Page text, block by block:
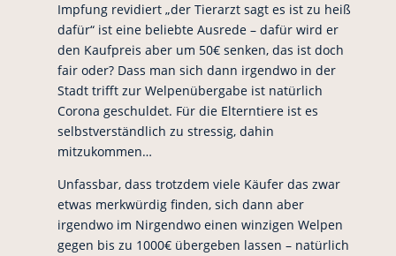
Impfung revidiert „der Tierarzt sagt es ist zu heiß
dafür“ ist eine beliebte Ausrede – dafür wird er
den Kaufpreis aber um 50€ senken, das ist doch
fair oder? Dass man sich dann irgendwo in der
Stadt trifft zur Welpenübergabe ist natürlich
Corona geschuldet. Für die Elterntiere ist es
selbstverständlich zu stressig, dahin
mitzukommen…
Unfassbar, dass trotzdem viele Käufer das zwar
etwas merkwürdig finden, sich dann aber
irgendwo im Nirgendwo einen winzigen Welpen
gegen bis zu 1000€ übergeben lassen – natürlich